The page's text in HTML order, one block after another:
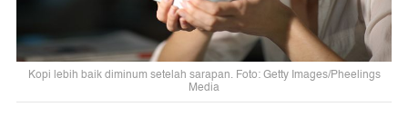
Kopi lebih baik diminum setelah sarapan. Foto: Getty Images/Pheelings
Media